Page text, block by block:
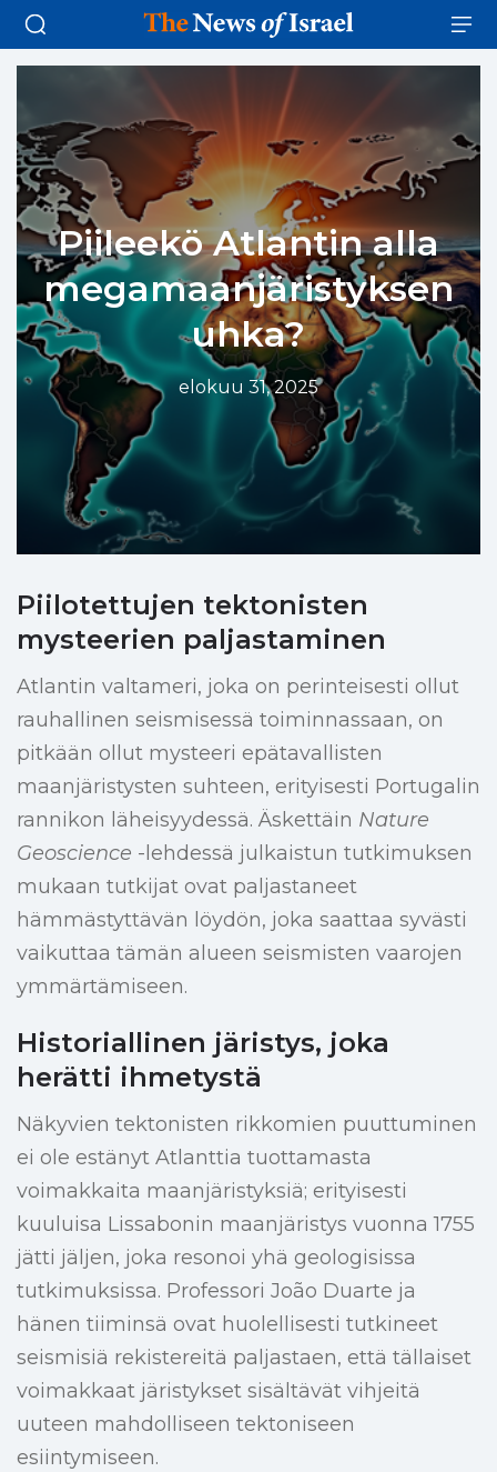
Piileekö Atlantin alla
megamaanjäristyksen
uhka?
elokuu 31, 2025
Piilotettujen tektonisten
mysteerien paljastaminen
Atlantin valtameri, joka on perinteisesti ollut
rauhallinen seismisessä toiminnassaan, on
pitkään ollut mysteeri epätavallisten
maanjäristysten suhteen, erityisesti Portugalin
rannikon läheisyydessä. Äskettäin Nature
Geoscience -lehdessä julkaistun tutkimuksen
mukaan tutkijat ovat paljastaneet
hämmästyttävän löydön, joka saattaa syvästi
vaikuttaa tämän alueen seismisten vaarojen
ymmärtämiseen.
Historiallinen järistys, joka
herätti ihmetystä
Näkyvien tektonisten rikkomien puuttuminen
ei ole estänyt Atlanttia tuottamasta
voimakkaita maanjäristyksiä; erityisesti
kuuluisa Lissabonin maanjäristys vuonna 1755
jätti jäljen, joka resonoi yhä geologisissa
tutkimuksissa. Professori João Duarte ja
hänen tiiminsä ovat huolellisesti tutkineet
seismisiä rekistereitä paljastaen, että tällaiset
voimakkaat järistykset sisältävät vihjeitä
uuteen mahdolliseen tektoniseen
esiintymiseen.